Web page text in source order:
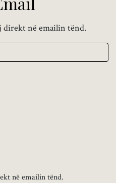
në emailin tënd.
në emailin tënd.